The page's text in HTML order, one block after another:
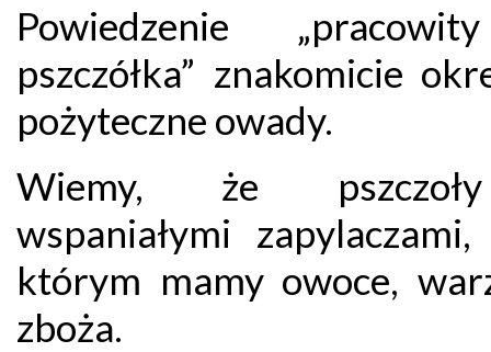
Powiedzenie
pszczółka” znakomicie
pożyteczne owady.
Wiemy, że
wspaniałymi
którym mamy owoce,
zboża.